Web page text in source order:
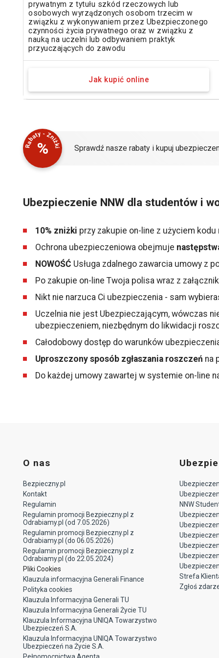
prywatnym z tytułu szkód rzeczowych lub
osobowych wyrządzonych osobom trzecim w
związku z wykonywaniem przez Ubezpieczonego
czynności życia prywatnego oraz w związku z
nauką na uczelni lub odbywaniem praktyk
przyuczających do zawodu
Jak kupić online
%
Rabaty - Zniżki Sprawdź nasze rabaty i kupuj
Ubezpieczenie NNW dla studentów i
10% zniżki przy zakupie on-line z użyciem
Ochrona ubezpieczeniowa obejmuje
NOWOŚĆ Usługa zdalnego zawarcia umowy z
Po zakupie on-line Twoja polisa wraz z
Nikt nie narzuca Ci ubezpieczenia - sam
Uczelnia nie jest Ubezpieczającym, wówczas
ubezpieczeniem, niezbędnym do likwidacji
Całodobowy dostęp do warunków
Uproszczony sposób zgłaszania roszczeń na
Do każdej umowy zawartej w systemie on-line
O nas
Bezpieczny.pl
Kontakt
Regulamin
Regulamin promocji Bezpieczny.pl z
Odrabiamy.pl (od 7.05.2026)
Regulamin promocji Bezpieczny.pl z
Odrabiamy.pl (do 06.05.2026)
Regulamin promocji Bezpieczny.pl z
Odrabiamy.pl (do 22.05.2024)
Pliki Cookies
Klauzula informacyjna Generali Finance
Polityka cookies
Klauzula Informacyjna Generali TU
Klauzula Informacyjna Generali Życie TU
Klauzula Informacyjna UNIQA Towarzystwo
Ubezpieczeń S.A.
Klauzula Informacyjna UNIQA Towarzystwo
Ubezpieczeń na Życie S.A.
NNW
Strefa
Zgłoś